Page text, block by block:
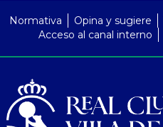
Normativa
Opina y sugiere
Acceso al canal interno